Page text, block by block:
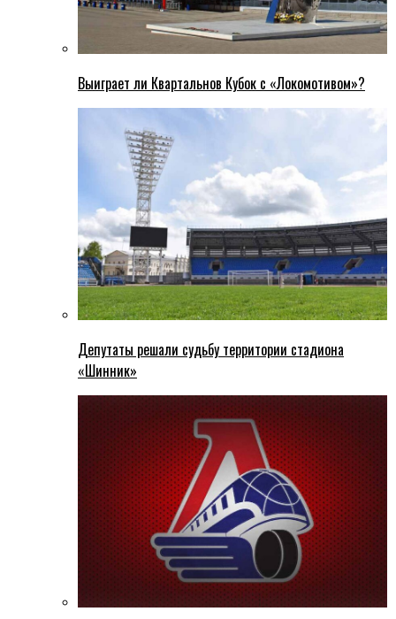
Выиграет ли Квартальнов Кубок с «Локомотивом»?
Депутаты решали судьбу территории стадиона
«Шинник»